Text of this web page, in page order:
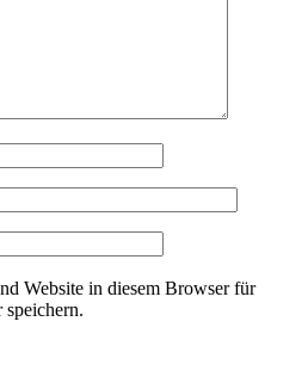
Website in diesem Browser für
speichern.